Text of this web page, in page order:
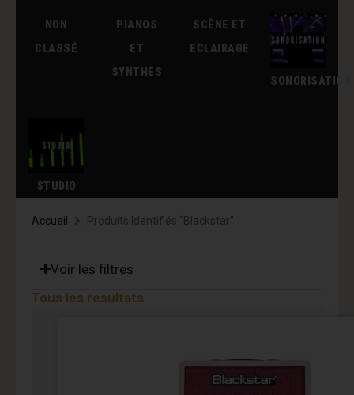
NON
CLASSÉ
PIANOS
ET
SYNTHÉS
SCÈNE ET
ECLAIRAGE
SONORISATION
STUDIO
Accueil Produits Identifiés “Blackstar”
Voir les filtres
Tous les resultats